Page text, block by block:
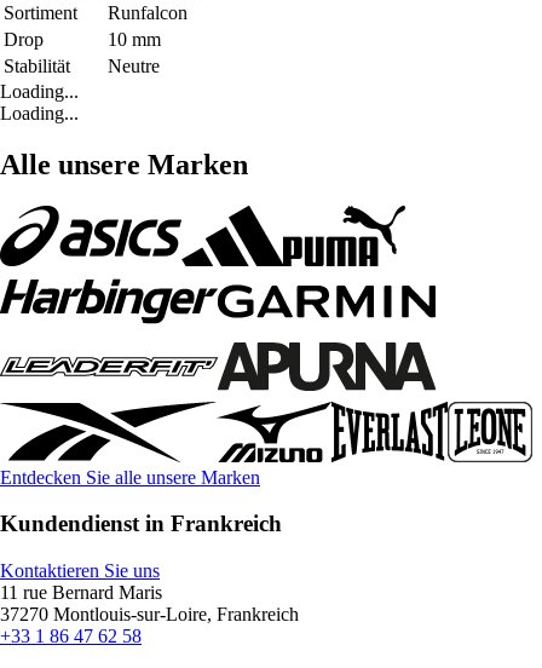
Sortiment
Runfalcon
Drop
10 mm
Stabilität
Neutre
Loading...
Loading...
Alle unsere Marken
Entdecken Sie alle unsere Marken
Kundendienst in Frankreich
Kontaktieren Sie uns
11 rue Bernard Maris
37270 Montlouis-sur-Loire, Frankreich
+33 1 86 47 62 58